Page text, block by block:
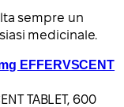
sempre un
medicinale.
EFFERVSCENT
TABLET, 600